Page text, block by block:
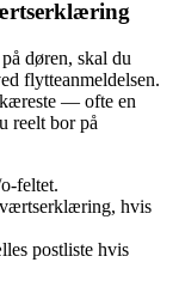
døren, skal du
flytteanmeldelsen.
— ofte en
reelt bor på
feltet.
hvis
postliste hvis